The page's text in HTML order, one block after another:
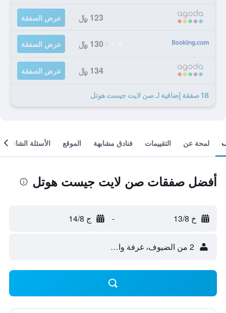
123 ﷼ عرض الصفقة
130 ﷼ عرض الصفقة
134 ﷼ عرض الصفقة
18 صفقة إضافية لـ صن لايت جيست هوتل
لمحة عن التقييمات فنادق مشابهة الموقع الأسئلة الشائعة
أفضل صفقات صن لايت جيست هوتل
خ 13/8 - ج 14/8
2 من الضيوف، غرفة واحدة